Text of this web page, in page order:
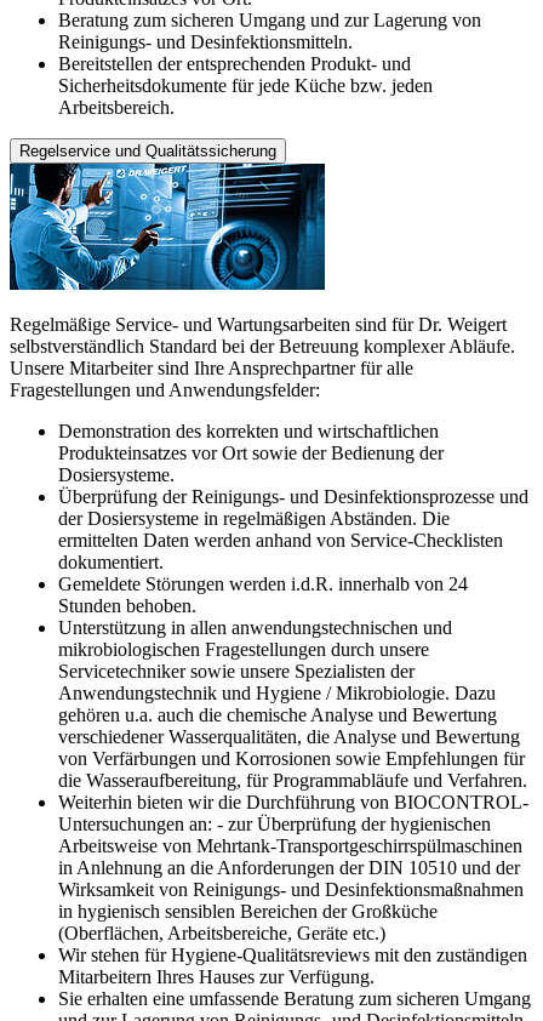
Beratung zum sicheren Umgang und zur Lagerung von
Reinigungs- und Desinfektionsmitteln.
Bereitstellen der entsprechenden Produkt- und
Sicherheitsdokumente für jede Küche bzw. jeden
Arbeitsbereich.
Regelservice und Qualitätssicherung
Regelmäßige Service- und Wartungsarbeiten sind für Dr. Weigert
selbstverständlich Standard bei der Betreuung komplexer Abläufe.
Unsere Mitarbeiter sind Ihre Ansprechpartner für alle
Fragestellungen und Anwendungsfelder:
Demonstration des korrekten und wirtschaftlichen
Produkteinsatzes vor Ort sowie der Bedienung der
Dosiersysteme.
Überprüfung der Reinigungs- und Desinfektionsprozesse und
der Dosiersysteme in regelmäßigen Abständen. Die
ermittelten Daten werden anhand von Service-Checklisten
dokumentiert.
Gemeldete Störungen werden i.d.R. innerhalb von 24
Stunden behoben.
Unterstützung in allen anwendungstechnischen und
mikrobiologischen Fragestellungen durch unsere
Servicetechniker sowie unsere Spezialisten der
Anwendungstechnik und Hygiene / Mikrobiologie. Dazu
gehören u.a. auch die chemische Analyse und Bewertung
verschiedener Wasserqualitäten, die Analyse und Bewertung
von Verfärbungen und Korrosionen sowie Empfehlungen für
die Wasseraufbereitung, für Programmabläufe und Verfahren.
Weiterhin bieten wir die Durchführung von BIOCONTROL-
Untersuchungen an: - zur Überprüfung der hygienischen
Arbeitsweise von Mehrtank-Transportgeschirrspülmaschinen
in Anlehnung an die Anforderungen der DIN 10510 und der
Wirksamkeit von Reinigungs- und Desinfektionsmaßnahmen
in hygienisch sensiblen Bereichen der Großküche
(Oberflächen, Arbeitsbereiche, Geräte etc.)
Wir stehen für Hygiene-Qualitätsreviews mit den zuständigen
Mitarbeitern Ihres Hauses zur Verfügung.
Sie erhalten eine umfassende Beratung zum sicheren Umgang